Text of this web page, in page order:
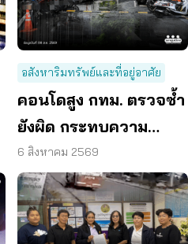
อสังหาริมทรัพย์และที่อยู่อาศัย
คอนโดสูง กทม. ตรวจซ้ำ
ยังผิด กระทบความ
ปลอดภัย
6 สิงหาคม 2569